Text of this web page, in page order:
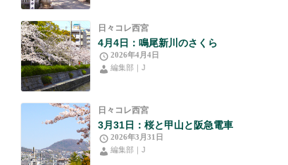
日々コレ西宮
4月4日：鳴尾新川のさくら
2026年4月4日
編集部｜J
日々コレ西宮
3月31日：桜と甲山と阪急電車
2026年3月31日
編集部｜J